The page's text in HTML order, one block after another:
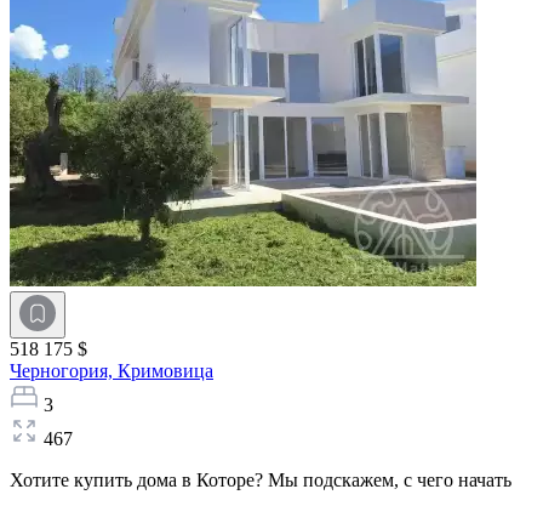
518 175 $
Черногория, Кримовица
3
467
Хотите купить дома в Которе? Мы подскажем, с чего начать